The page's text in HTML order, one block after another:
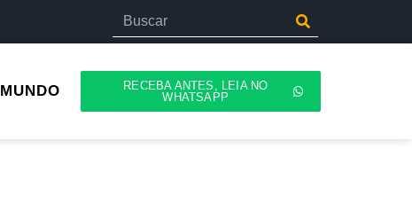
MUNDO
RECEBA ANTES, LEIA NO
WHATSAPP